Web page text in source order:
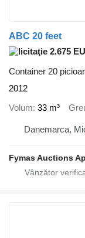
ABC 20 feet
2.675
Container 20
2012
Volum 33 m³
Danemarca,